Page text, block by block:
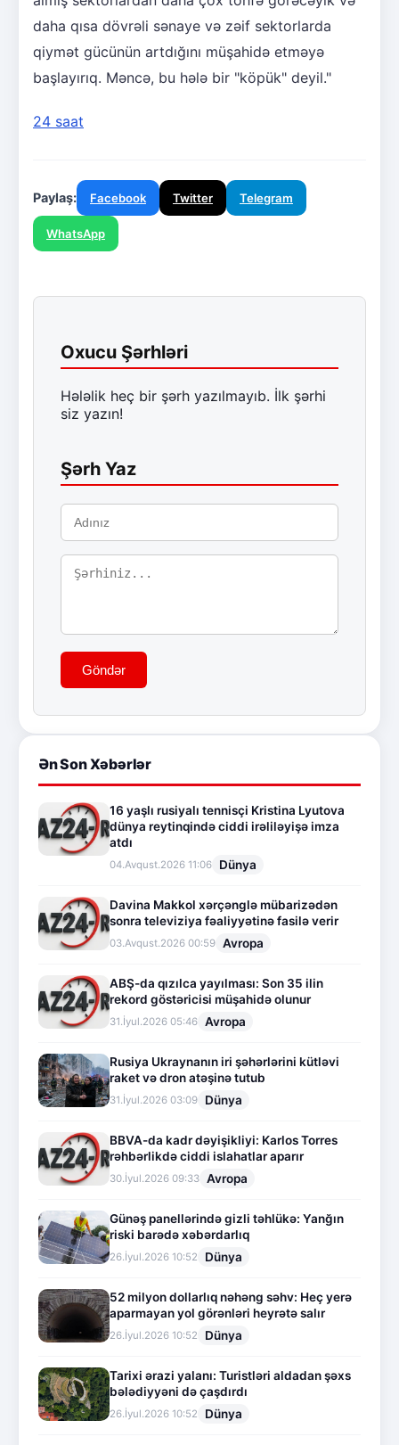
daha qısa dövrəli sənaye və zəif sektorlarda
qiymət gücünün artdığını müşahidə etməyə
başlayırıq. Məncə, bu hələ bir "köpük" deyil."
24 saat
Paylaş: Facebook Twitter Telegram
WhatsApp
Oxucu Şərhləri
Hələlik heç bir şərh yazılmayıb. İlk şərhi
siz yazın!
Şərh Yaz
Göndər
Ən Son Xəbərlər
16 yaşlı rusiyalı tennisçi Kristina Lyutova
dünya reytinqində ciddi irəliləyişə imza
atdı
04.Avqust.2026 11:06 Dünya
Davina Makkol xərçənglə mübarizədən
sonra televiziya fəaliyyətinə fasilə verir
03.Avqust.2026 00:59 Avropa
ABŞ-da qızılca yayılması: Son 35 ilin
rekord göstəricisi müşahidə olunur
31.İyul.2026 05:46 Avropa
Rusiya Ukraynanın iri şəhərlərini kütləvi
raket və dron atəşinə tutub
31.İyul.2026 03:09 Dünya
BBVA-da kadr dəyişikliyi: Karlos Torres
rəhbərlikdə ciddi islahatlar aparır
30.İyul.2026 09:33 Avropa
Günəş panellərində gizli təhlükə: Yanğın
riski barədə xəbərdarlıq
26.İyul.2026 10:52 Dünya
52 milyon dollarlıq nəhəng səhv: Heç yerə
aparmayan yol görənləri heyrətə salır
26.İyul.2026 10:52 Dünya
Tarixi ərazi yalanı: Turistləri aldadan şəxs
bələdiyyəni də çaşdırdı
26.İyul.2026 10:52 Dünya